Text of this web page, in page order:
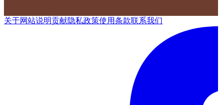
关于网站说明贡献隐私政策使用条款联系我们